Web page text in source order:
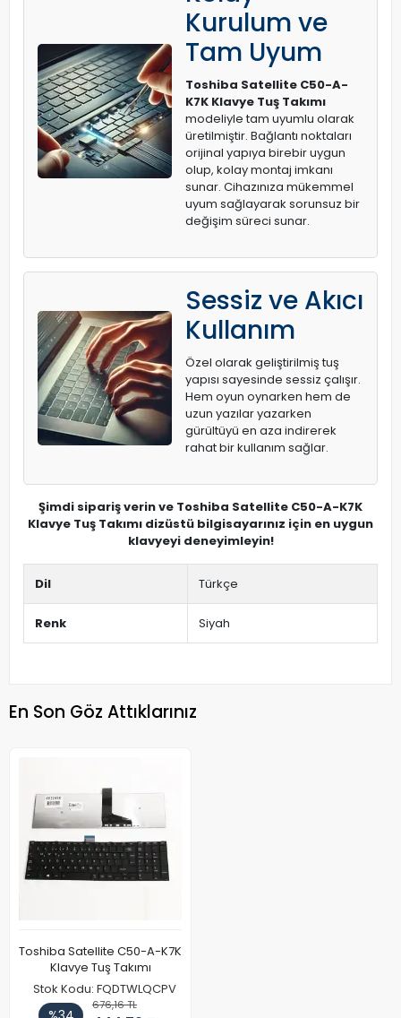
Kurulum ve
Tam Uyum
Toshiba Satellite C50-A-
K7K Klavye Tuş Takımı
modeliyle tam uyumlu olarak
üretilmiştir. Bağlantı noktaları
orijinal yapıya birebir uygun
olup, kolay montaj imkanı
sunar. Cihazınıza mükemmel
uyum sağlayarak sorunsuz bir
değişim süreci sunar.
Sessiz ve Akıcı
Kullanım
Özel olarak geliştirilmiş tuş
yapısı sayesinde sessiz çalışır.
Hem oyun oynarken hem de
uzun yazılar yazarken
gürültüyü en aza indirerek
rahat bir kullanım sağlar.
Şimdi sipariş verin ve Toshiba Satellite C50-A-K7K
Klavye Tuş Takımı dizüstü bilgisayarınız için en uygun
klavyeyi deneyimleyin!
Dil Türkçe
Renk Siyah
En Son Göz Attıklarınız
Toshiba Satellite C50-A-K7K
Klavye Tuş Takımı
Stok Kodu: FQDTWLQCPV
676,16 TL